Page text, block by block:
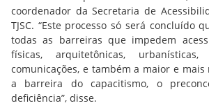
coordenador da Secretaria de
TJSC. “Este processo só será concluído
todas as barreiras que impedem
físicas, arquitetônicas, urbanísticas,
comunicações, e também a maior e
a barreira do capacitismo, o
deficiência”, disse.